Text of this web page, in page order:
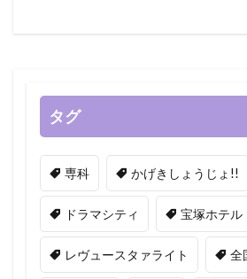
タグ
専科 かげきしょうじょ!!
ドラマシティ 宝塚ホテル
レヴュースタァライト 全